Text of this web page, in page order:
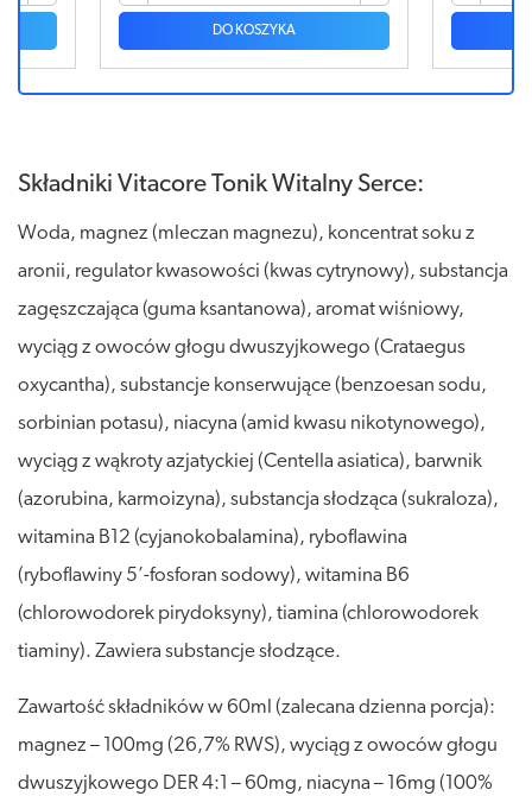
DO KOSZYKA
Składniki Vitacore Tonik Witalny Serce:
Woda, magnez (mleczan magnezu), koncentrat soku z
aronii, regulator kwasowości (kwas cytrynowy), substancja
zagęszczająca (guma ksantanowa), aromat wiśniowy,
wyciąg z owoców głogu dwuszyjkowego (Crataegus
oxycantha), substancje konserwujące (benzoesan sodu,
sorbinian potasu), niacyna (amid kwasu nikotynowego),
wyciąg z wąkroty azjatyckiej (Centella asiatica), barwnik
(azorubina, karmoizyna), substancja słodząca (sukraloza),
witamina B12 (cyjanokobalamina), ryboflawina
(ryboflawiny 5’-fosforan sodowy), witamina B6
(chlorowodorek pirydoksyny), tiamina (chlorowodorek
tiaminy). Zawiera substancje słodzące.
Zawartość składników w 60ml (zalecana dzienna porcja):
magnez – 100mg (26,7% RWS), wyciąg z owoców głogu
dwuszyjkowego DER 4:1 – 60mg, niacyna – 16mg (100%